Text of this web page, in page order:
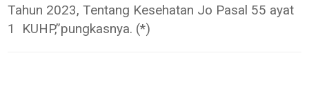
Tahun 2023, Tentang Kesehatan Jo Pasal 55 ayat
1 KUHP,”pungkasnya. (*)